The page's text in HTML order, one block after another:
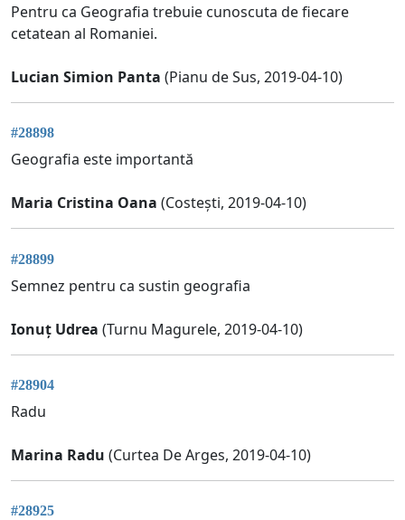
Pentru ca Geografia trebuie cunoscuta de fiecare
cetatean al Romaniei.
Lucian Simion Panta (Pianu de Sus, 2019-04-10)
#28898
Geografia este importantă
Maria Cristina Oana (Costești, 2019-04-10)
#28899
Semnez pentru ca sustin geografia
Ionuț Udrea (Turnu Magurele, 2019-04-10)
#28904
Radu
Marina Radu (Curtea De Arges, 2019-04-10)
#28925